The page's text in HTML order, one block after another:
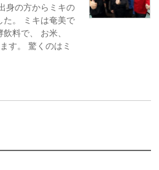
身の方からミキの
た。 ミキは奄美で
料で、 お米、
す。 驚くのはミ